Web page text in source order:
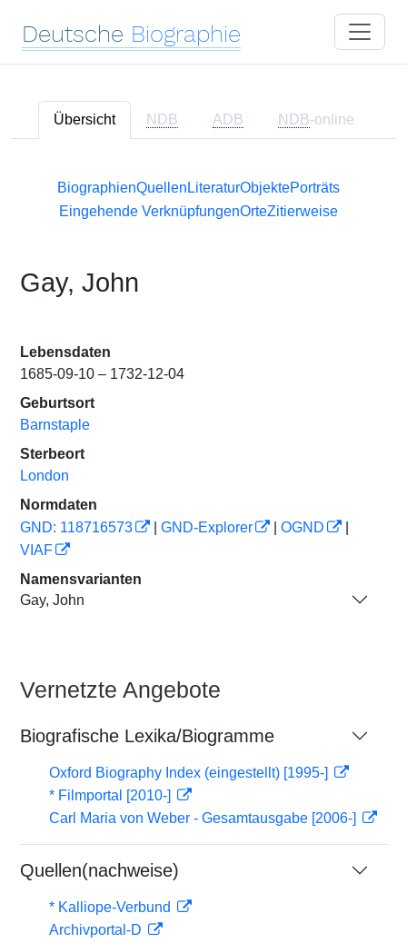
Deutsche Biographie
Übersicht NDB ADB NDB-online
BiographienQuellen LiteraturObjektePorträts
Eingehende VerknüpfungenOrteZitierweise
Gay, John
Lebensdaten
1685-09-10 – 1732-12-04
Geburtsort
Barnstaple
Sterbeort
London
Normdaten
GND: 118716573
GND-Explorer OGND
VIAF
Namensvarianten
Gay, John
Vernetzte Angebote
Biografische Lexika/Biogramme
Oxford Biography Index (eingestellt) [1995-]
* Filmportal [2010-]
Carl Maria von Weber - Gesamtausgabe [2006-]
Quellen(nachweise)
* Kalliope-Verbund
Archivportal-D